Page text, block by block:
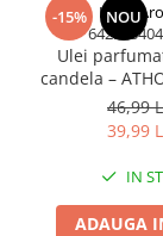
-15% NOU
KING
Ulei
candela –
liturgică cu
Nard –
46,99
39,99
IN
ADAUGA